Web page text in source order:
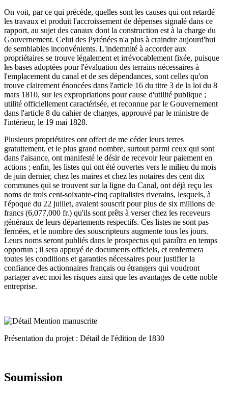
On voit, par ce qui précède, quelles sont les causes qui ont retardé
les travaux et produit l'accroissement de dépenses signalé dans ce
rapport, au sujet des canaux dont la construction est à la charge du
Gouvernement. Celui des Pyrénées n'a plus à craindre aujourd'hui
de semblables inconvénients. L'indemnité à accorder aux
propriétaires se trouve légalement et irrévocablement fixée, puisque
les bases adoptées pour l'évaluation des terrains nécessaires à
l'emplacement du canal et de ses dépendances, sont celles qu'on
trouve clairement énoncées dans l'article 16 du titre 3 de la loi du 8
mars 1810, sur les expropriations pour cause d'utilité publique ;
utilité officiellement caractérisée, et reconnue par le Gouvernement
dans l'article 8 du cahier de charges, approuvé par le ministre de
l'intérieur, le 19 mai 1828.
Plusieurs propriétaires ont offert de me céder leurs terres
gratuitement, et le plus grand nombre, surtout parmi ceux qui sont
dans l'aisance, ont manifesté le désir de recevoir leur paiement en
actions ; enfin, les listes qui ont été ouvertes vers le milieu du mois
de juin dernier, chez les maires et chez les notaires des cent dix
communes qui se trouvent sur la ligne du Canal, ont déjà reçu les
noms de trois cent-soixante-cinq capitalistes riverains, lesquels, à
l'époque du 22 juillet, avaient souscrit pour plus de six millions de
francs (6,077,000 fr.) qu'ils sont prêts à verser chez les receveurs
généraux de leurs départements respectifs. Ces listes ne sont pas
fermées, et le nombre des souscripteurs augmente tous les jours.
Leurs noms seront publiés dans le prospectus qui paraîtra en temps
opportun ; il sera appuyé de documents officiels, et renfermera
toutes les conditions et garanties nécessaires pour justifier la
confiance des actionnaires français ou étrangers qui voudront
partager avec moi les risques ainsi que les avantages de cette noble
entreprise.
Présentation du projet : Détail de l'édition de 1830
Soumission